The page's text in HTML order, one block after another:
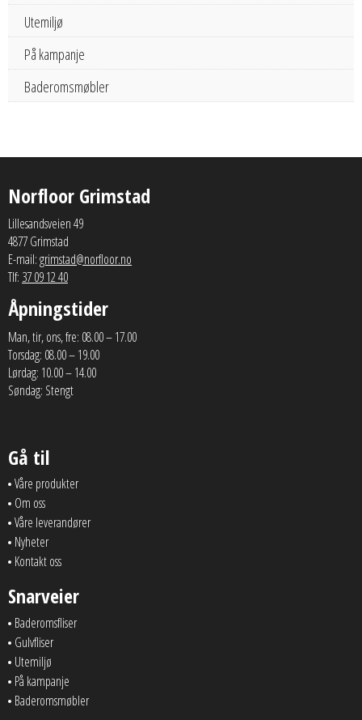
Utemiljø
På kampanje
Baderomsmøbler
Norfloor Grimstad
Lillesandsveien 49
4877 Grimstad
E-mail:grimstad@norfloor.no
Tlf: 37 09 12 40
Åpningstider
Man, tir, ons, fre: 08.00 – 17.00
Torsdag: 08.00 – 19.00
Lørdag: 10.00 – 14.00
Søndag: Stengt
Gå til
Våre produkter
Om oss
Våre leverandører
Nyheter
Kontakt oss
Snarveier
Baderomsfliser
Gulvfliser
Utemiljø
På kampanje
Baderomsmøbler